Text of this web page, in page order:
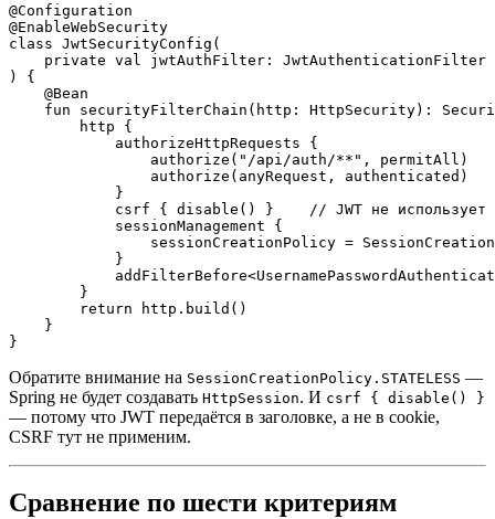
@Configuration
@EnableWebSecurity
class JwtSecurityConfig(
    private val jwtAuthFilter: JwtAuthenticationFilter
) {
    @Bean
fun securityFilterChain(http: HttpSecurity):
        http {
            authorizeHttpRequests {
                authorize("/api/auth/**", permitAll)
                authorize(anyRequest, authenticated)
            }
csrf { disable() }    // JWT не использует
            sessionManagement {
sessionCreationPolicy =
            }
        }
        return http.build()
    }
Обратите внимание на SessionCreationPolicy.STATELESS —
Spring не будет создавать HttpSession. И csrf { disable() }
— потому что JWT передаётся в заголовке, а не в cookie,
CSRF тут не применим.
Сравнение по шести критериям